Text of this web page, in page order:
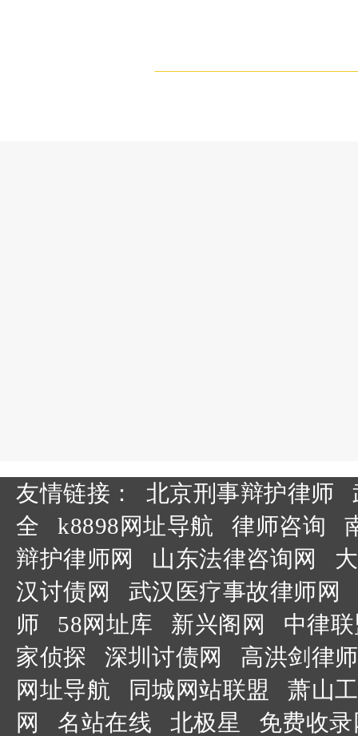
友情链接： 北京刑事辩护律师
全
k8898网址导航 律师咨询
辩护律师网
山东法律咨询网
汉讨债网
武汉医疗事故律师网
师
58网址库 新兴阁网
中律
家侦探
深圳讨债网
高洪剑律
网址导航
同城网站联盟
萧山
网
名站在线 北极星
免费收录